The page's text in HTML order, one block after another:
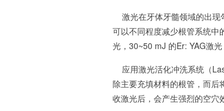
激光在牙体牙髓领域的出现
可以不同程度减少根管系统中
光，30~50 mJ 的Er: YAG激
应用激光活化冲洗系统（
除主要充填材料的根管，而后
收激光后，会产生强烈的空穴